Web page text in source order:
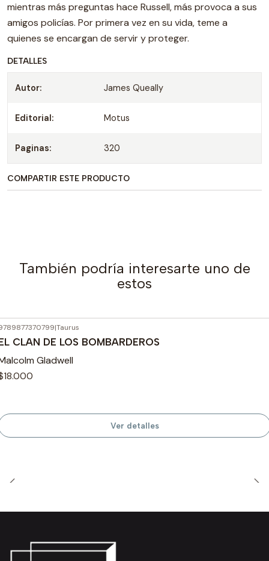
mientras más preguntas hace Russell, más provoca a sus
amigos policías. Por primera vez en su vida, teme a
quienes se encargan de servir y proteger.
DETALLES
Autor: James Queally
Editorial: Motus
Paginas: 320
COMPARTIR ESTE PRODUCTO
También podría interesarte uno de
estos
Agotado |Taurus
CLAN DE LOS BOMBARDEROS
Gladwell
Ver detalles